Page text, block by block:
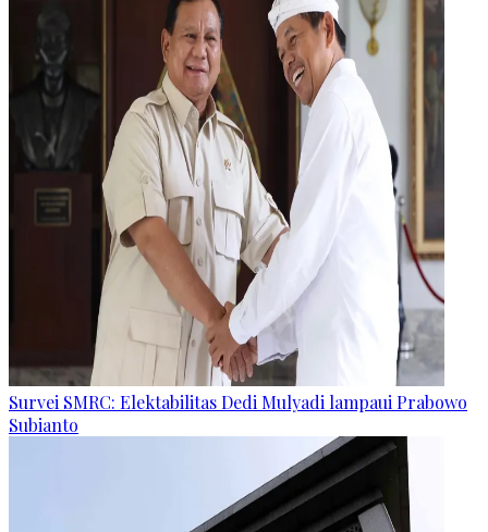
Survei SMRC: Elektabilitas Dedi Mulyadi lampaui Prabowo
Subianto